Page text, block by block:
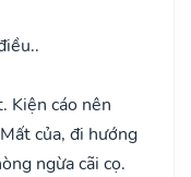
Kiện cáo nên
của, đi hướng
ngừa cãi cọ.